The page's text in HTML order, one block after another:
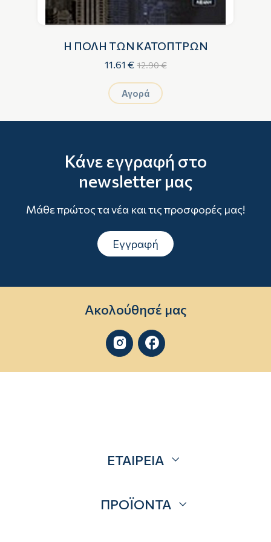
Η ΠΟΛΗ ΤΩΝ ΚΑΤΟΠΤΡΩΝ
11.61 € 12.90 €
Αγορά
Κάνε εγγραφή στο
newsletter μας
Μάθε πρώτος τα νέα και τις προσφορές μας!
Εγγραφή
Ακολούθησέ μας
 
ΕΤΑΙΡΕΙΑ
Επικοινωνία
ΠΡΟΪΟΝΤΑ